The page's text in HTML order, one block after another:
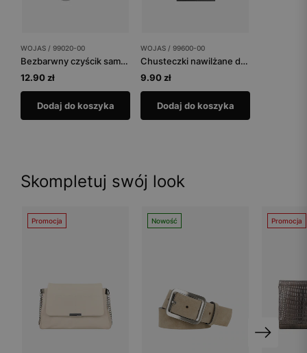
WOJAS / 99020-00
Bezbarwny czyścik samo-nabłyszczający
12.90 zł
Dodaj do koszyka
WOJAS / 99600-00
Chusteczki nawilżane do czyszczenia
9.90 zł
Dodaj do koszyka
Skompletuj swój look
Promocja Nowość Promocja